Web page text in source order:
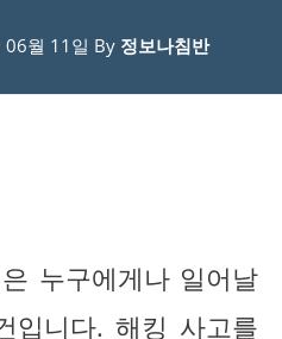
월 11일 By 정보나침반
누구에게나 일어날
입니다. 해킹 사고를